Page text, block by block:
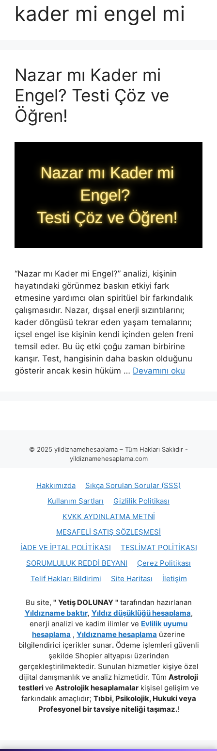
kader mi engel mi
Nazar mı Kader mi
Engel? Testi Çöz ve
Öğren!
“Nazar mı Kader mi Engel?” analizi, kişinin
hayatındaki görünmez baskın etkiyi fark
etmesine yardımcı olan spiritüel bir farkındalık
çalışmasıdır. Nazar, dışsal enerji sızıntılarını;
kader döngüsü tekrar eden yaşam temalarını;
içsel engel ise kişinin kendi içinden gelen freni
temsil eder. Bu üç etki çoğu zaman birbirine
karışır. Test, hangisinin daha baskın olduğunu
gösterir ancak kesin hüküm … Devamını oku
© 2025 yildiznamehesaplama – Tüm Hakları Saklıdır -
yildiznamehesaplama.com
Hakkımızda
Sıkça Sorulan Sorular (SSS)
Kullanım Şartları
Gizlilik Politikası
KVKK AYDINLATMA METNİ
MESAFELİ SATIŞ SÖZLEŞMESİ
İADE VE İPTAL POLİTİKASI
TESLİMAT POLİTİKASI
SORUMLULUK REDDİ BEYANI
Çerez Politikası
Telif Hakları Bildirimi
Site Haritası İletişim
Bu site, '' Yetiş DOLUNAY ''tarafından hazırlanan
Yıldızname baktır, Yıldız düşüklüğü hesaplama,
enerji analizi ve kadim ilimler ve Evlilik uyumu
hesaplama , Yıldızname hesaplama üzerine
bilgilendirici içerikler sunar.Ödeme işlemleri güvenli
şekilde Shopier altyapısı üzerinden
gerçekleştirilmektedir. Sunulan hizmetler kişiye özel
dijital danışmanlık ve analiz hizmetidir. Tüm Astroloji
testlerive Astrolojik hesaplamalarkişisel gelişim ve
farkındalık amaçlıdır; Tıbbi, Psikolojik, Hukuki veya
Profesyonel bir tavsiye niteliği taşımaz.!